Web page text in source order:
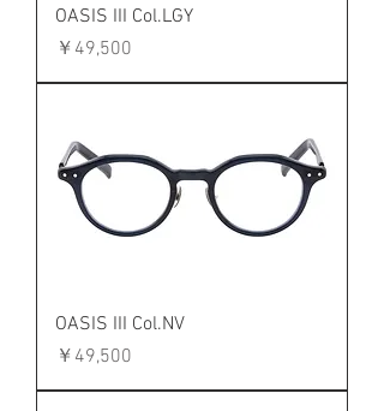
OASIS III Col.LGY
価格
￥49,500
OASIS III Col.NV
価格
￥49,500